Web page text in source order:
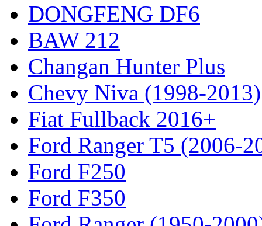
DONGFENG DF6
BAW 212
Changan Hunter Plus
Chevy Niva (1998-2013)
Fiat Fullback 2016+
Ford Ranger T5 (2006-
Ford F250
Ford F350